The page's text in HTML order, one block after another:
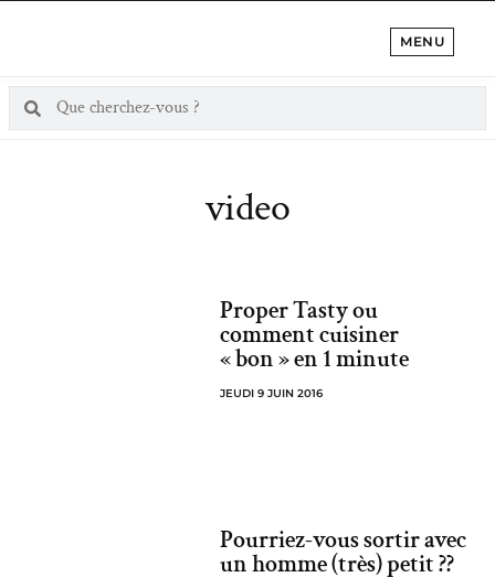
MENU
video
Proper Tasty ou
comment cuisiner
« bon » en 1 minute
JEUDI 9 JUIN 2016
Pourriez-vous sortir avec
un homme (très) petit ??